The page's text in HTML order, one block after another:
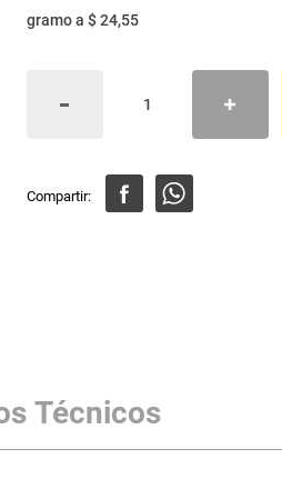
gramoa $ 24,55
Técnicos